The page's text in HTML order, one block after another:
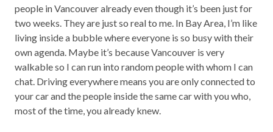
people in Vancouver already even though it’s been just for
two weeks. They are just so real to me. In Bay Area, I’m like
living inside a bubble where everyone is so busy with their
own agenda. Maybe it’s because Vancouver is very
walkable so I can run into random people with whom I can
chat. Driving everywhere means you are only connected to
your car and the people inside the same car with you who,
most of the time, you already knew.